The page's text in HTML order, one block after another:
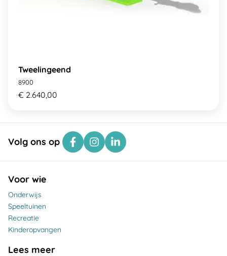
Tweelingeend
8900
€ 2.640,00
Volg ons op
Voor wie
Onderwijs
Speeltuinen
Recreatie
Kinderopvangen
Lees meer